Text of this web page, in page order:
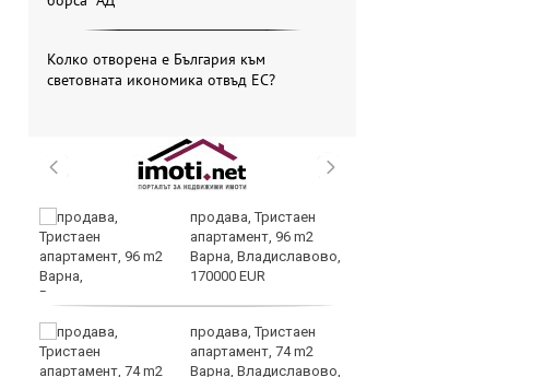
Колко отворена е България към
световната икономика отвъд ЕС?
продава, Тристаен
апартамент, 96 m2
Варна, Владиславово,
170000 EUR
продава, Тристаен
апартамент, 74 m2
Варна, Владиславово,